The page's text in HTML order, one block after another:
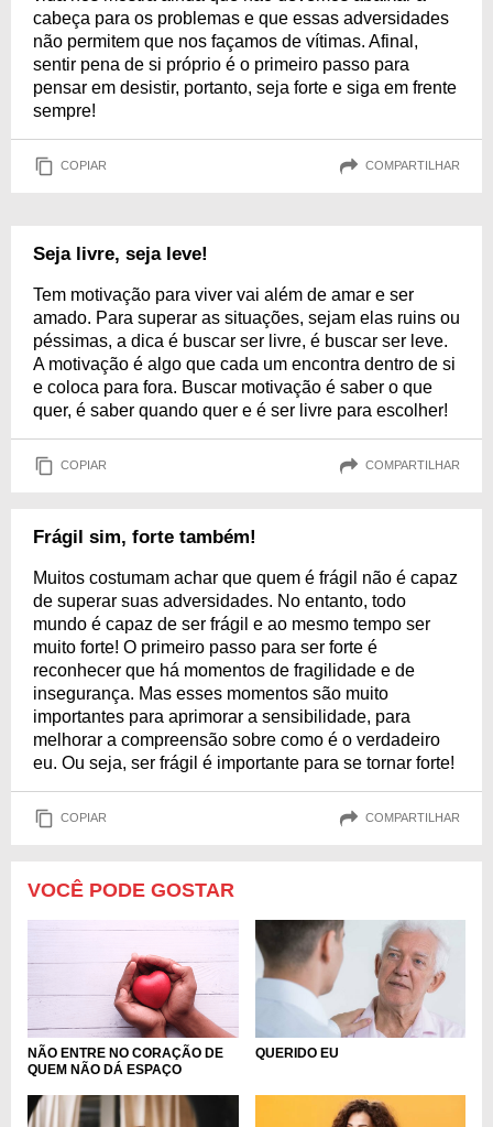
cabeça para os problemas e que essas adversidades
não permitem que nos façamos de vítimas. Afinal,
sentir pena de si próprio é o primeiro passo para
pensar em desistir, portanto, seja forte e siga em frente
sempre!
COPIAR COMPARTILHAR
Seja livre, seja leve!
Tem motivação para viver vai além de amar e ser
amado. Para superar as situações, sejam elas ruins ou
péssimas, a dica é buscar ser livre, é buscar ser leve.
A motivação é algo que cada um encontra dentro de si
e coloca para fora. Buscar motivação é saber o que
quer, é saber quando quer e é ser livre para escolher!
COPIAR COMPARTILHAR
Frágil sim, forte também!
Muitos costumam achar que quem é frágil não é capaz
de superar suas adversidades. No entanto, todo
mundo é capaz de ser frágil e ao mesmo tempo ser
muito forte! O primeiro passo para ser forte é
reconhecer que há momentos de fragilidade e de
insegurança. Mas esses momentos são muito
importantes para aprimorar a sensibilidade, para
melhorar a compreensão sobre como é o verdadeiro
eu. Ou seja, ser frágil é importante para se tornar forte!
COPIAR COMPARTILHAR
VOCÊ PODE GOSTAR
NÃO ENTRE NO CORAÇÃO DE
QUEM NÃO DÁ ESPAÇO
QUERIDO EU